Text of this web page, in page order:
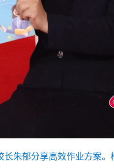
朱郁分享高效作业方案。